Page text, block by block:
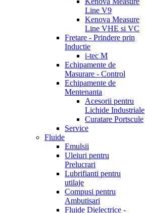
Line V9
Kenova Measure
Line VHE si VC
Fretare - Prindere prin
Inductie
i-tec M
Echipamente de
Masurare - Control
Echipamente de
Mentenanta
Acesorii pentru
Lichide Industriale
Curatare Portscule
Service
Fluide
Emulsii
Uleiuri pentru
Prelucrari
Lubrifianti pentru
utilaje
Compusi pentru
Ambutisari
Fluide Dielectrice -